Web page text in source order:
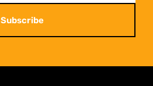
Subscribe